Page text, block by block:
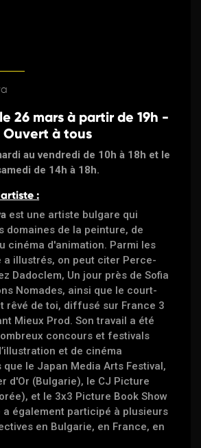
26 mars à partir de 19h -
Ouvert à tous
au vendredi de 10h à 18h et le
de 14h à 18h.
:
est une artiste bulgare qui
domaines de la peinture, de
cinéma d'animation. Parmi les
a illustrés, on peut citer Perce-
Dadoclem, Un jour près de Sofia
Nomades, ainsi que le court-
rêvé de toi, diffusé sur France 3
Mieux Prod. Son travail a été
concours et festivals
et de cinéma
le Japan Media Arts Festival,
d'Or (Bulgarie), le CJ Picture
et le 3x3 Picture Book Show
a également participé à plusieurs
en Bulgarie, en France, en